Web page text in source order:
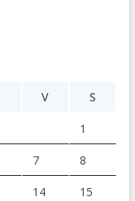
V S
1
7 8
14 15